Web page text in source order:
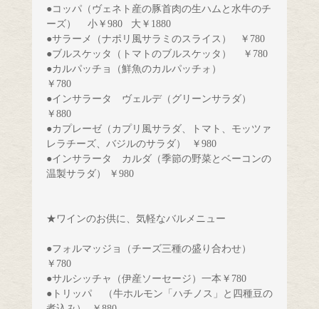
●コッパ（ヴェネト産の豚首肉の生ハムと水牛のチ
ーズ）
小￥980
大￥1880
●サラーメ（ナポリ風サラミのスライス）
￥780
●ブルスケッタ（トマトのブルスケッタ）    ￥780
●カルパッチョ（鮮魚のカルパッチォ）
●インサラータ　ヴェルデ（グリーンサラダ）
￥880
●カプレーゼ（カプリ風サラダ、トマト、モッツァ
レラチーズ、バジルのサラダ）
￥980
●インサラータ　カルダ（季節の野菜とベーコンの
温製サラダ） ￥980
★ワインのお供に、気軽なバルメニュー
●フォルマッジョ（チーズ三種の盛り合わせ）
￥780
●サルシッチャ（伊産ソーセージ）一本￥780
●トリッパ    （牛ホルモン「ハチノス」と四種豆の